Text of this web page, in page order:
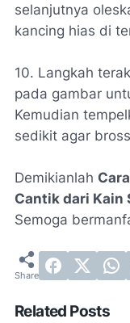
selanjutnya
kancing hias di
10. Langkah
pada gambar
Kemudian
sedikit agar
Demikianlah
Cantik dari Kain
Semoga
Related Posts